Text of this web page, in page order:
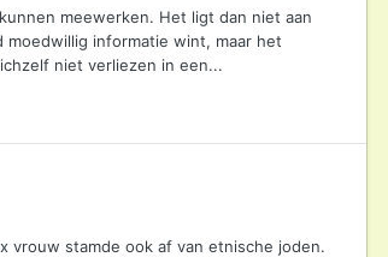
meewerken. Het ligt dan niet aan
moedwillig informatie wint, maar het
niet verliezen in een...
vrouw stamde ook af van etnische joden.